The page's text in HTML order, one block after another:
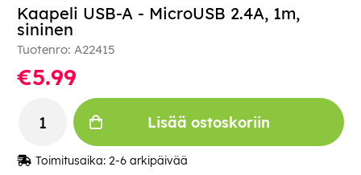
Kaapeli USB-A - MicroUSB 2.4A, 1m,
sininen
Tuotenro: A22415
€5.99
Lisää ostoskoriin
Toimitusaika: 2-6 arkipäivää